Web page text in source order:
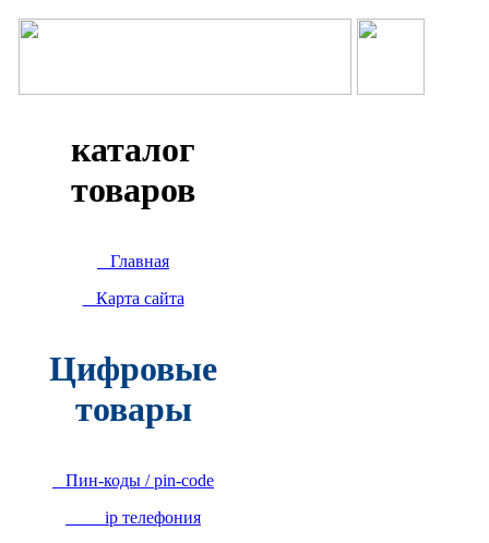
каталог
товаров
Главная
Карта сайта
Цифровые
товары
Пин-коды / pin-code
ip телефония